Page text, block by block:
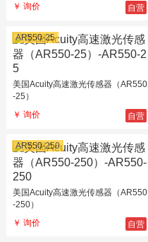
￥ 询价
自营
美国Acuity高速激光传感器（AR550
-25）
￥ 询价
自营
AR550-25
美国Acuity高速激光传感器（AR550
-250）
￥ 询价
自营
AR550-250